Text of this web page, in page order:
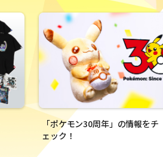
「ポケモン30周年」の情報をチ
ェック！